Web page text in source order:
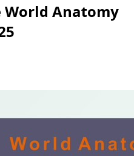
World Anatomy